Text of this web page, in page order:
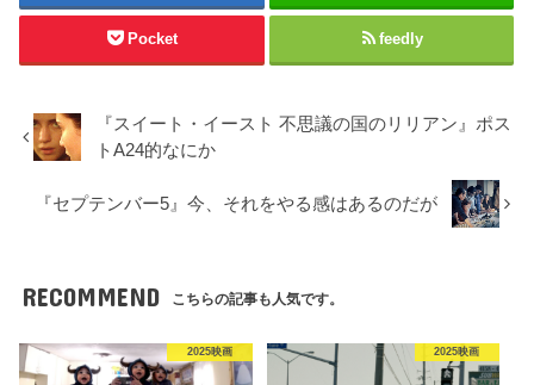
Pocket feedly
『スイート・イースト 不思議の国のリリアン』ポス
トA24的なにか
『セプテンバー5』今、それをやる感はあるのだが
RECOMMEND こちらの記事も人気です。
2025映画 2025映画